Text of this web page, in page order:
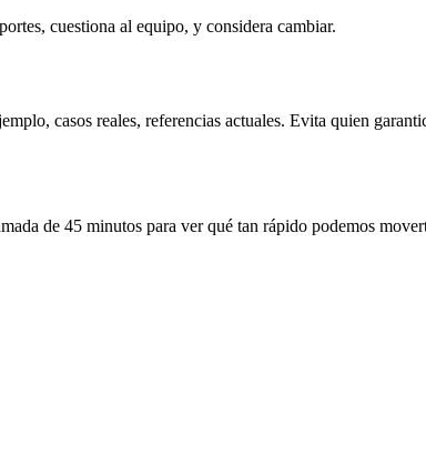
cuestiona al equipo, y considera cambiar.
casos reales, referencias actuales. Evita quien
de 45 minutos para ver qué tan rápido podemos